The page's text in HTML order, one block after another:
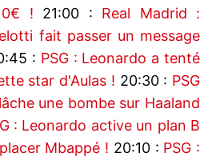
! 21:00 : Real Madrid :
fait passer un message
: PSG : Leonardo a tenté
star d'Aulas ! 20:30 : PSG
une bombe sur Haaland
: Leonardo active un plan B
Mbappé ! 20:10 : PSG :